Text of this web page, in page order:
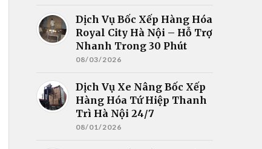
Dịch Vụ Bốc Xếp Hàng Hóa
Royal City Hà Nội – Hỗ Trợ
Nhanh Trong 30 Phút
08/03/2026
Dịch Vụ Xe Nâng Bốc Xếp
Hàng Hóa Tứ Hiệp Thanh
Trì Hà Nội 24/7
08/01/2026